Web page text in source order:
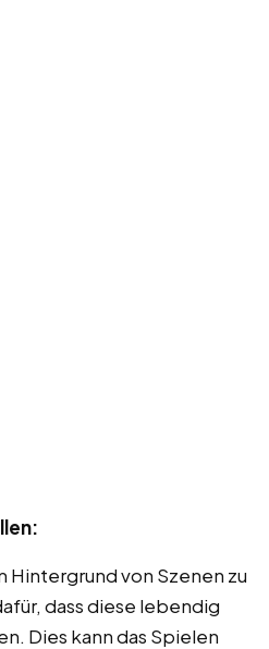
Hintergrund von Szenen zu
dass diese lebendig
Dies kann das Spielen